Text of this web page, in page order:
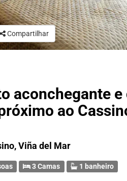
Compartilhar
aconchegante
ao
Viña del Mar
3 Camas 1 banheiro